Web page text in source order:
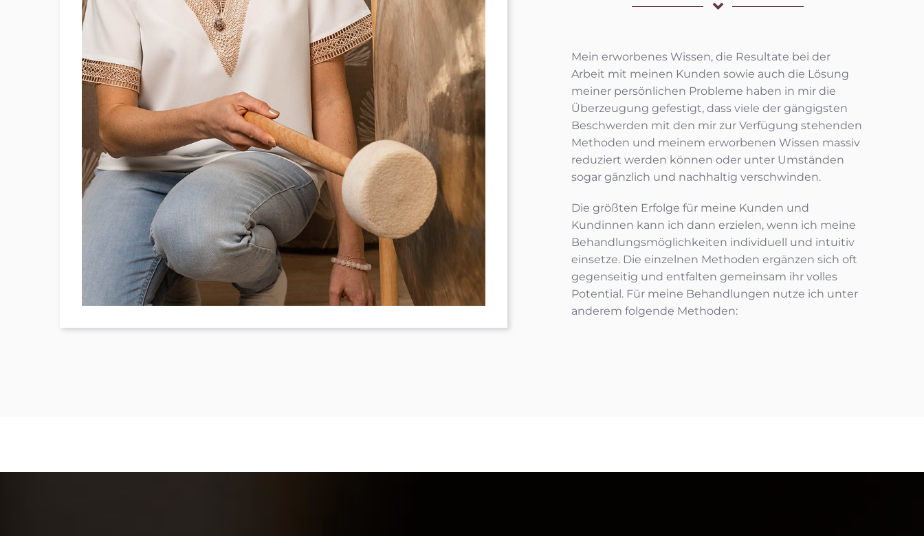
Mein erworbenes Wissen, die Resultate bei der
Arbeit mit meinen Kunden sowie auch die Lösung
meiner persönlichen Probleme haben in mir die
Überzeugung gefestigt, dass viele der gängigsten
Beschwerden mit den mir zur Verfügung stehenden
Methoden und meinem erworbenen Wissen massiv
reduziert werden können oder unter Umständen
sogar gänzlich und nachhaltig verschwinden.
Die größten Erfolge für meine Kunden und
Kundinnen kann ich dann erzielen, wenn ich meine
Behandlungsmöglichkeiten individuell und intuitiv
einsetze. Die einzelnen Methoden ergänzen sich oft
gegenseitig und entfalten gemeinsam ihr volles
Potential. Für meine Behandlungen nutze ich unter
anderem folgende Methoden: